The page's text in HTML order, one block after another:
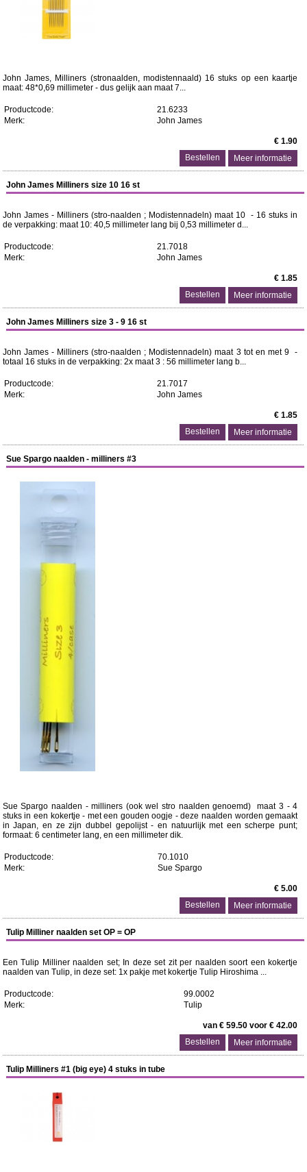
John James, Milliners (stronaalden, modistennaald) 16 stuks op een kaartje
maat: 48*0,69 millimeter - dus gelijk aan maat 7...
Productcode:
21.6233
Merk:
John James
€ 1.90
Meer informatie
John James Milliners size 10 16 st
John James - Milliners (stro-naalden ; Modistennadeln) maat 10 - 16 stuks in
de verpakking: maat 10: 40,5 millimeter lang bij 0,53 millimeter d...
Productcode:
21.7018
Merk:
John James
€ 1.85
Meer informatie
John James Milliners size 3 - 9 16 st
John James - Milliners (stro-naalden ; Modistennadeln) maat 3 tot en met 9 -
totaal 16 stuks in de verpakking: 2x maat 3 : 56 millimeter lang b...
Productcode:
21.7017
Merk:
John James
€ 1.85
Meer informatie
Sue Spargo naalden - milliners #3
Sue Spargo naalden - milliners (ook wel stro naalden genoemd) maat 3 - 4
stuks in een kokertje - met een gouden oogje - deze naalden worden gemaakt
in Japan, en ze zijn dubbel gepolijst - en natuurlijk met een scherpe punt;
formaat: 6 centimeter lang, en een millimeter dik.
Productcode:
70.1010
Merk:
Sue Spargo
€ 5.00
Meer informatie
Tulip Milliner naalden set OP = OP
Een Tulip Milliner naalden set; In deze set zit per naalden soort een kokertje
naalden van Tulip, in deze set: 1x pakje met kokertje Tulip Hiroshima ...
Productcode:
99.0002
Merk:
Tulip
van € 59.50 voor € 42.00
Meer informatie
Tulip Milliners #1 (big eye) 4 stuks in tube